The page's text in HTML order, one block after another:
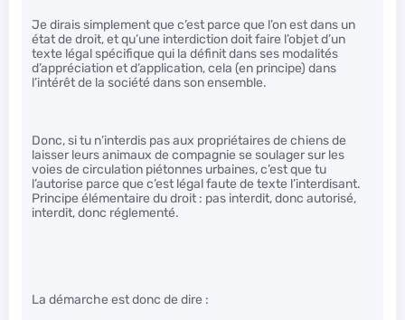
Je dirais simplement que c’est parce que l’on est dans un
état de droit, et qu’une interdiction doit faire l’objet d’un
texte légal spécifique qui la définit dans ses modalités
d’appréciation et d’application, cela (en principe) dans
l’intérêt de la société dans son ensemble.
Donc, si tu n’interdis pas aux propriétaires de chiens de
laisser leurs animaux de compagnie se soulager sur les
voies de circulation piétonnes urbaines, c’est que tu
l’autorise parce que c’est légal faute de texte l’interdisant.
Principe élémentaire du droit : pas interdit, donc autorisé,
interdit, donc réglementé.
La démarche est donc de dire :